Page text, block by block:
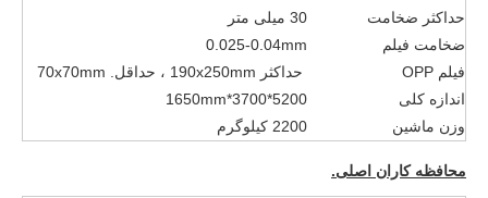
حداکثر ضخامت
30 میلی متر
ضخامت فیلم
0.025-0.04mm
فیلم OPP
حداکثر 190x250mm ، حداقل. 70x70mm
اندازه کلی
5200*3700*1650mm
وزن ماشین
2200 کیلوگرم
محافظه کاران اصلی.